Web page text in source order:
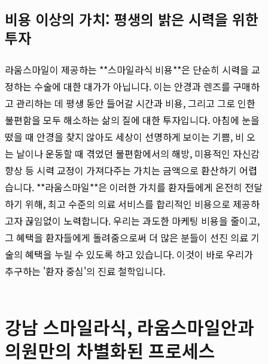
비용 이상의 가치: 평생의 밝은 시력을 위한
투자
라움스마일이 제공하는 **스마일라식 비용**은 단순히 시력을 교
정하는 수술에 대한 대가가 아닙니다. 이는 안경과 렌즈를 구매하
고 관리하는 데 평생 동안 들어갈 시간과 비용, 그리고 그로 인한
불편함을 모두 해소하는 삶의 질에 대한 투자입니다. 아침에 눈을
떴을 때 안경을 찾지 않아도 세상이 선명하게 보이는 기쁨, 비 오
는 날이나 운동할 때 겪었던 불편함에서의 해방, 미용적인 자신감
향상 등 시력 교정이 가져다주는 가치는 금액으로 환산하기 어렵
습니다. **라움스마일**은 이러한 가치를 환자들에게 온전히 전달
하기 위해, 최고 수준의 의료 서비스를 합리적인 비용으로 제공하
고자 끊임없이 노력합니다. 우리는 과도한 마케팅 비용을 줄이고,
그 혜택을 환자들에게 돌려줌으로써 더 많은 분들이 선진 의료 기
술의 혜택을 누릴 수 있도록 하고 있습니다. 이것이 바로 우리가
추구하는 '환자 중심'의 진료 철학입니다.
강남 스마일라식, 라움스마일안과
의원만의 차별화된 프로세스